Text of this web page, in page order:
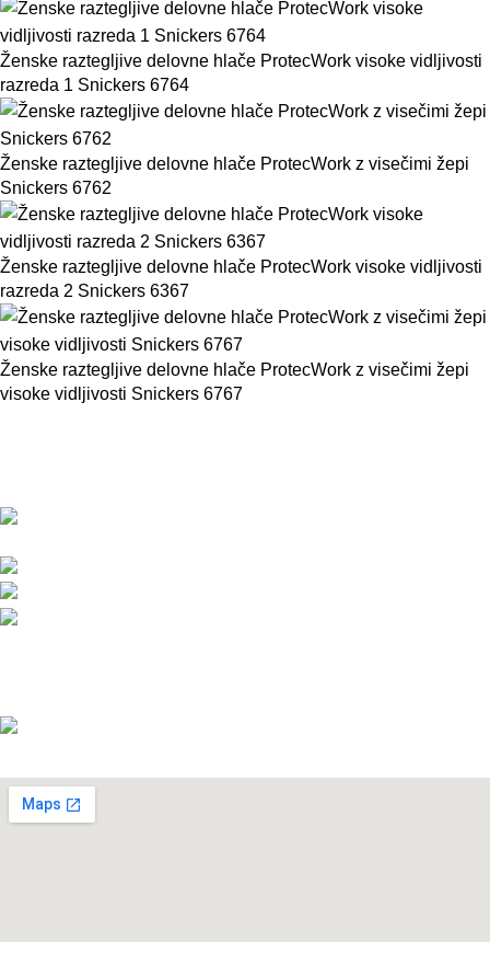
Ženske raztegljive delovne hlače ProtecWork visoke vidljivosti
razreda 1 Snickers 6764
Ženske raztegljive delovne hlače ProtecWork z visečimi žepi
Snickers 6762
Ženske raztegljive delovne hlače ProtecWork visoke vidljivosti
razreda 2 Snickers 6367
Ženske raztegljive delovne hlače ProtecWork z visečimi žepi
visoke vidljivosti Snickers 6767